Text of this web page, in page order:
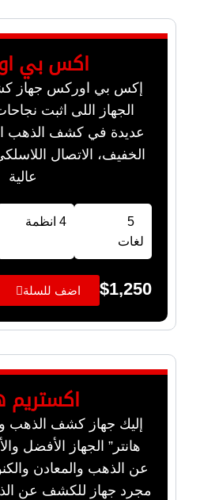
اكس بي
إكس بي اوركس جهاز
الجهاز اللى اثبت
عديدة في كشف الذهب
الخفيف، الاتصال
عالية
5
لغات
4 انظمة
$1,250 اضف للسلة
اكستريم
إليك جهاز كشف الذهب
هانتر” الجهاز الأفضل
عن الذهب والمعادن
مجرد جهاز للكشف عن